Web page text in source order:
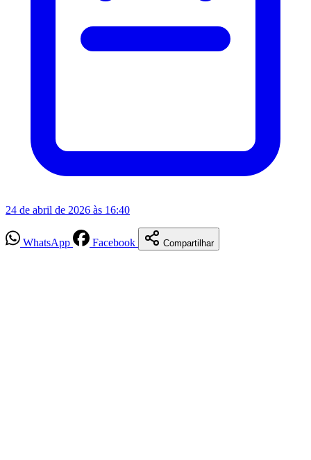
24 de abril de 2026 às 16:40
WhatsApp Facebook Compartilhar